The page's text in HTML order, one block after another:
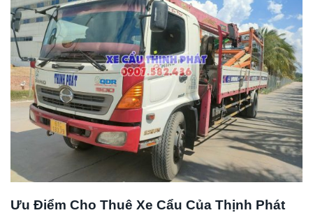
Ưu Điểm Cho Thuê Xe Cẩu Của Thịnh Phát